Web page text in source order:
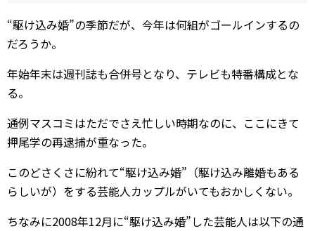
“駆け込み婚”の季節だが、今年は何組がゴールインするの
だろうか。
年始年末は週刊誌も合併号となり、テレビも特番構成とな
る。
通例マスコミはただでさえ忙しい時期なのに、ここにきて
押尾学の再逮捕が重なった。
このどさくさに紛れて“駆け込み婚”（駆け込み離婚もある
らしいが）をする芸能人カップルがいてもおかしくない。
ちなみに2008年12月に“駆け込み婚”した芸能人は以下の通